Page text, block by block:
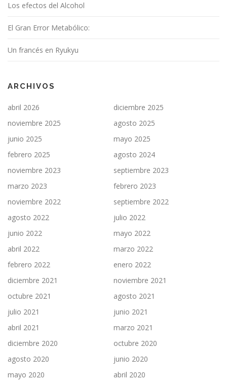
Los efectos del Alcohol
El Gran Error Metabólico:
Un francés en Ryukyu
ARCHIVOS
abril 2026
diciembre 2025
noviembre 2025
agosto 2025
junio 2025
mayo 2025
febrero 2025
agosto 2024
noviembre 2023
septiembre 2023
marzo 2023
febrero 2023
noviembre 2022
septiembre 2022
agosto 2022
julio 2022
junio 2022
mayo 2022
abril 2022
marzo 2022
febrero 2022
enero 2022
diciembre 2021
noviembre 2021
octubre 2021
agosto 2021
julio 2021
junio 2021
abril 2021
marzo 2021
diciembre 2020
octubre 2020
agosto 2020
junio 2020
mayo 2020
abril 2020